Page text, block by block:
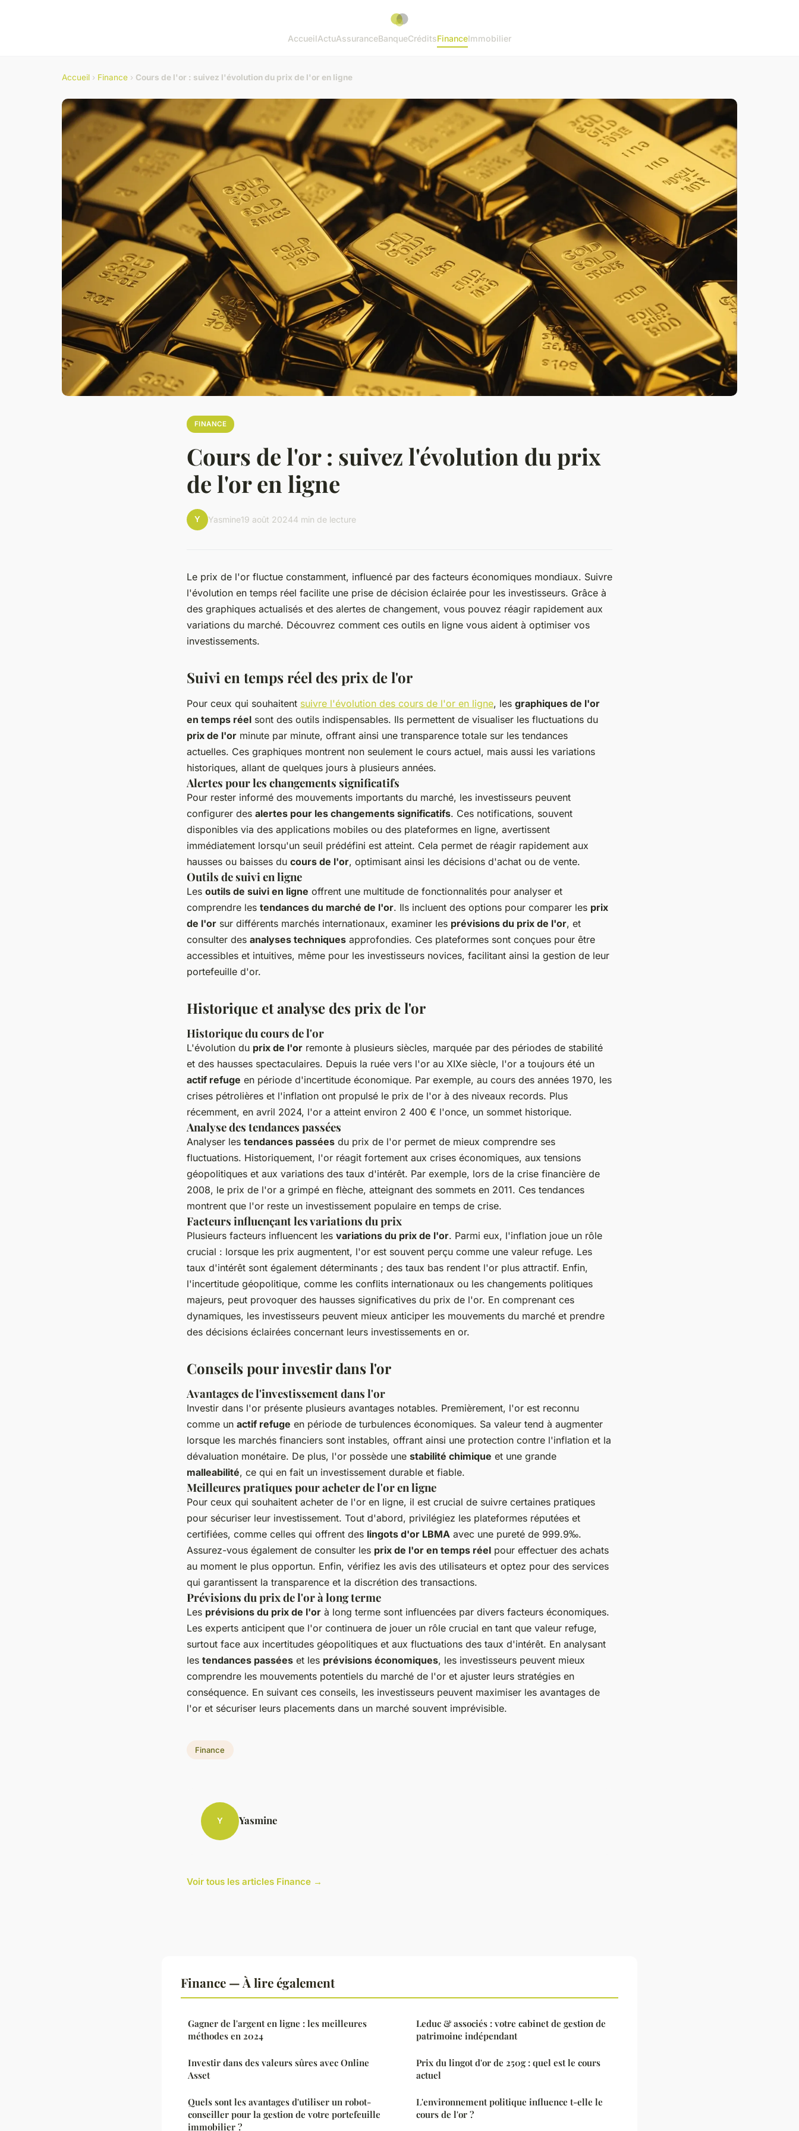
AccueilActuAssuranceBanqueCréditsFinanceImmobilier
Accueil › Finance › Cours de l'or : suivez l'évolution du prix de l'or en ligne
FINANCE
Cours de l'or : suivez l'évolution du prix
de l'or en ligne
Y Yasmine19 août 20244 min de lecture
Le prix de l'or fluctue constamment, influencé par des facteurs économiques mondiaux. Suivre
l'évolution en temps réel facilite une prise de décision éclairée pour les investisseurs. Grâce à
des graphiques actualisés et des alertes de changement, vous pouvez réagir rapidement aux
variations du marché. Découvrez comment ces outils en ligne vous aident à optimiser vos
investissements.
Suivi en temps réel des prix de l'or
Pour ceux qui souhaitent suivre l'évolution des cours de l'or en ligne, les graphiques de l'or
en temps réel sont des outils indispensables. Ils permettent de visualiser les fluctuations du
prix de l'or minute par minute, offrant ainsi une transparence totale sur les tendances
actuelles. Ces graphiques montrent non seulement le cours actuel, mais aussi les variations
historiques, allant de quelques jours à plusieurs années.
Alertes pour les changements significatifs
Pour rester informé des mouvements importants du marché, les investisseurs peuvent
configurer des alertes pour les changements significatifs. Ces notifications, souvent
disponibles via des applications mobiles ou des plateformes en ligne, avertissent
immédiatement lorsqu'un seuil prédéfini est atteint. Cela permet de réagir rapidement aux
hausses ou baisses du cours de l'or, optimisant ainsi les décisions d'achat ou de vente.
Outils de suivi en ligne
Les outils de suivi en ligne offrent une multitude de fonctionnalités pour analyser et
comprendre les tendances du marché de l'or. Ils incluent des options pour comparer les prix
de l'or sur différents marchés internationaux, examiner les prévisions du prix de l'or, et
consulter des analyses techniques approfondies. Ces plateformes sont conçues pour être
accessibles et intuitives, même pour les investisseurs novices, facilitant ainsi la gestion de leur
portefeuille d'or.
Historique et analyse des prix de l'or
Historique du cours de l'or
L'évolution du prix de l'or remonte à plusieurs siècles, marquée par des périodes de stabilité
et des hausses spectaculaires. Depuis la ruée vers l'or au XIXe siècle, l'or a toujours été un
actif refuge en période d'incertitude économique. Par exemple, au cours des années 1970, les
crises pétrolières et l'inflation ont propulsé le prix de l'or à des niveaux records. Plus
récemment, en avril 2024, l'or a atteint environ 2 400 € l'once, un sommet historique.
Analyse des tendances passées
Analyser les tendances passées du prix de l'or permet de mieux comprendre ses
fluctuations. Historiquement, l'or réagit fortement aux crises économiques, aux tensions
géopolitiques et aux variations des taux d'intérêt. Par exemple, lors de la crise financière de
2008, le prix de l'or a grimpé en flèche, atteignant des sommets en 2011. Ces tendances
montrent que l'or reste un investissement populaire en temps de crise.
Facteurs influençant les variations du prix
Plusieurs facteurs influencent les variations du prix de l'or. Parmi eux, l'inflation joue un rôle
crucial : lorsque les prix augmentent, l'or est souvent perçu comme une valeur refuge. Les
taux d'intérêt sont également déterminants ; des taux bas rendent l'or plus attractif. Enfin,
l'incertitude géopolitique, comme les conflits internationaux ou les changements politiques
majeurs, peut provoquer des hausses significatives du prix de l'or. En comprenant ces
dynamiques, les investisseurs peuvent mieux anticiper les mouvements du marché et prendre
des décisions éclairées concernant leurs investissements en or.
Conseils pour investir dans l'or
Avantages de l'investissement dans l'or
Investir dans l'or présente plusieurs avantages notables. Premièrement, l'or est reconnu
comme un actif refuge en période de turbulences économiques. Sa valeur tend à augmenter
lorsque les marchés financiers sont instables, offrant ainsi une protection contre l'inflation et la
dévaluation monétaire. De plus, l'or possède une stabilité chimique et une grande
malleabilité, ce qui en fait un investissement durable et fiable.
Meilleures pratiques pour acheter de l'or en ligne
Pour ceux qui souhaitent acheter de l'or en ligne, il est crucial de suivre certaines pratiques
pour sécuriser leur investissement. Tout d'abord, privilégiez les plateformes réputées et
certifiées, comme celles qui offrent des lingots d'or LBMA avec une pureté de 999.9‰.
Assurez-vous également de consulter les prix de l'or en temps réel pour effectuer des achats
au moment le plus opportun. Enfin, vérifiez les avis des utilisateurs et optez pour des services
qui garantissent la transparence et la discrétion des transactions.
Prévisions du prix de l'or à long terme
Les prévisions du prix de l'or à long terme sont influencées par divers facteurs économiques.
Les experts anticipent que l'or continuera de jouer un rôle crucial en tant que valeur refuge,
surtout face aux incertitudes géopolitiques et aux fluctuations des taux d'intérêt. En analysant
les tendances passées et les prévisions économiques, les investisseurs peuvent mieux
comprendre les mouvements potentiels du marché de l'or et ajuster leurs stratégies en
conséquence. En suivant ces conseils, les investisseurs peuvent maximiser les avantages de
l'or et sécuriser leurs placements dans un marché souvent imprévisible.
Finance
Y Yasmine
Voir tous les articles Finance →
Finance — À lire également
Gagner de l'argent en ligne : les meilleures
méthodes en 2024
Investir dans des valeurs sûres avec Online
Asset
Quels sont les avantages d'utiliser un robot-
conseiller pour la gestion de votre portefeuille
immobilier ?
Leduc & associés : votre cabinet de gestion de
patrimoine indépendant
Prix du lingot d'or de 250g : quel est le cours
actuel
L'environnement politique influence t-elle le
cours de l'or ?